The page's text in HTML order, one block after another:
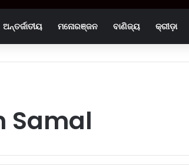
ଅନ୍ତର୍ଜାତୀୟ ମନୋରଞ୍ଜନ ବାଣିଜ୍ୟ କ୍ରୀଡ଼ା
Samal